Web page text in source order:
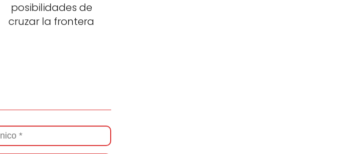
posibilidades de
cruzar la frontera